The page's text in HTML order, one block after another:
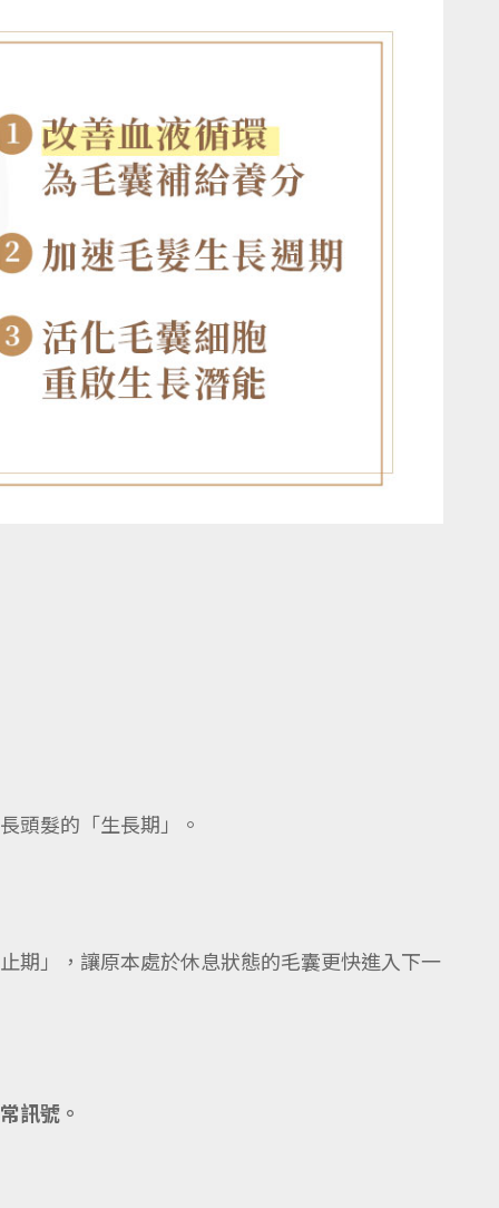
頭髮的「生長期」。
期」，讓原本處於休息狀態的毛囊更快進入下一
訊號。